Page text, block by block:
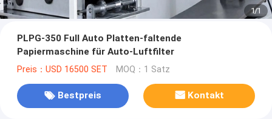
1/1
PLPG-350 Full Auto Platten-faltende
Papiermaschine für Auto-Luftfilter
Preis：USD 16500 SET MOQ：1 Satz
Bestpreis Kontakt